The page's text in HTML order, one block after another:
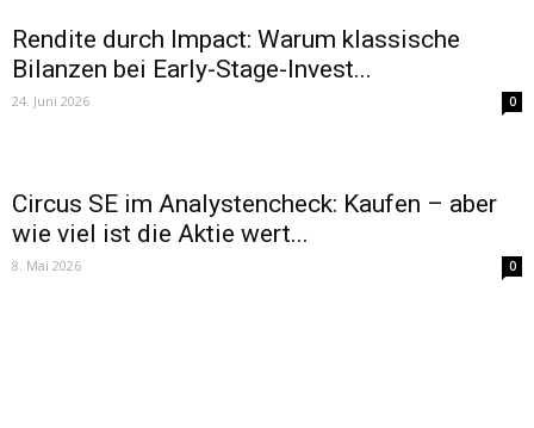
Rendite durch Impact: Warum klassische
Bilanzen bei Early-Stage-Invest...
24. Juni 2026 0
Circus SE im Analystencheck: Kaufen – aber
wie viel ist die Aktie wert...
8. Mai 2026 0